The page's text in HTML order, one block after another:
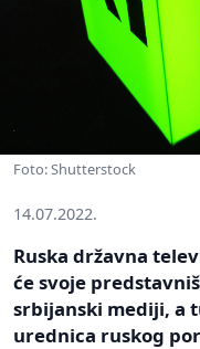
Foto: Shutterstock
14.07.2022.
Ruska državna
će svoje
srbijanski mediji, a
urednica ruskog